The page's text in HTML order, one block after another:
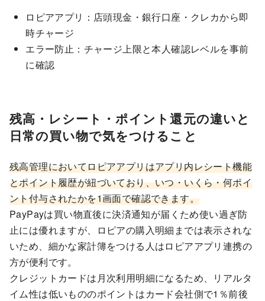
ロピアアプリ：店頭現金・銀行口座・クレカから即
時チャージ
エラー防止：チャージ上限と本人確認レベルを事前
に確認
残高・レシート・ポイント還元の違いと
日常の買い物で気をつけること
残高管理においてロピアアプリはアプリ内レシート機能
とポイント履歴が紐づいており、いつ・いくら・何ポイ
ント付与されたかを1画面で確認できます。
PayPayは買い物直後に決済通知が届くため使い過ぎ防
止には優れますが、ロピアの購入明細までは表示されな
いため、細かな家計簿をつける人はロピアアプリ連携の
方が便利です。
クレジットカードは月次利用明細になるため、リアルタ
イム性は低いもののポイントはカード会社側で1％前後